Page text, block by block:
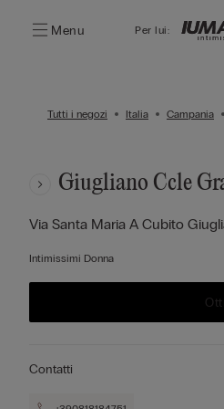
Menu Per lui:
Tutti i negozi Italia Campania
Giugliano Ccle
Via Santa Maria A Cubito
Intimissimi Donna
Contatti